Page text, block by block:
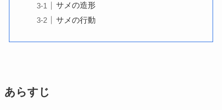
サメの造形
サメの行動
あらすじ